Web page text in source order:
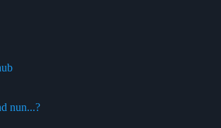
nun...?